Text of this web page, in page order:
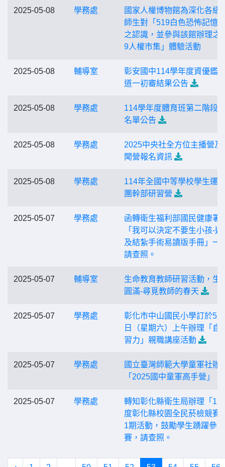
2025-05-08 學務處
國家人權博物館為深化各級
師生對「519白色恐怖記憶
之認識，並參與該館辦理之
9人權市集」體驗活動
2025-05-08 輔導室
彰安國中114學年度資優鑑
道一初審結果公告
2025-05-08 學務處
114學年度體育班第二階段
名單公告
2025-05-08 學務處
2025中央社全方位主播營及
聞營報名資訊
2025-05-08 學務處
114年全國中等學校學生運
團幹部研習營
2025-05-07 學務處
函轉衛生福利部國民健康署
「我可以決定不要生小孩-避
及結紮手術易讀版手冊」一
請查照。
2025-05-07 輔導室
生命教育教師研習活動，生
圓滿-尋覓教師的春天
2025-05-07 學務處
彰化市中山國民小學訂於5
日（星期六）上午辦理「自
習力」親職講座活動
2025-05-07 學務處
國立臺灣師範大學童軍社辦
「2025國中童軍高手營」
2025-05-07 學務處
轉知彰化縣衛生局辦理「
度彰化縣校園全民菸檢競賽
1期活動，鼓勵學生踴躍參
賽，請查照。